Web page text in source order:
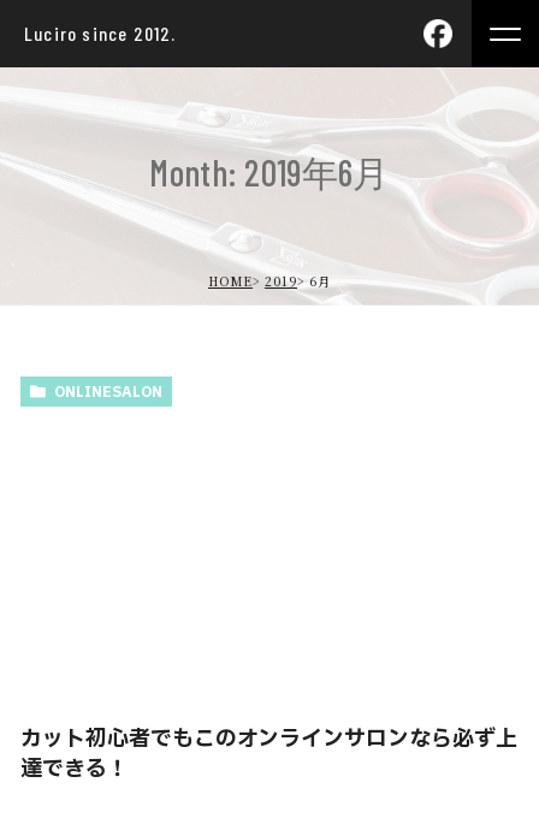
Luciro since 2012.
Month: 2019年6月
HOME 2019 6月
ONLINESALON
カット初心者でもこのオンラインサロンなら必ず上
達できる！